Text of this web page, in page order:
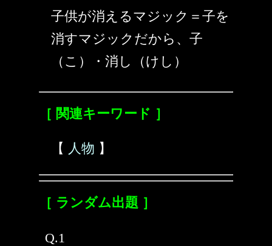
子供が消えるマジック＝子を
消すマジックだから、子
（こ）・消し（けし）
［ 関連キーワード ］
【 人物 】
［ ランダム出題 ］
Q.1